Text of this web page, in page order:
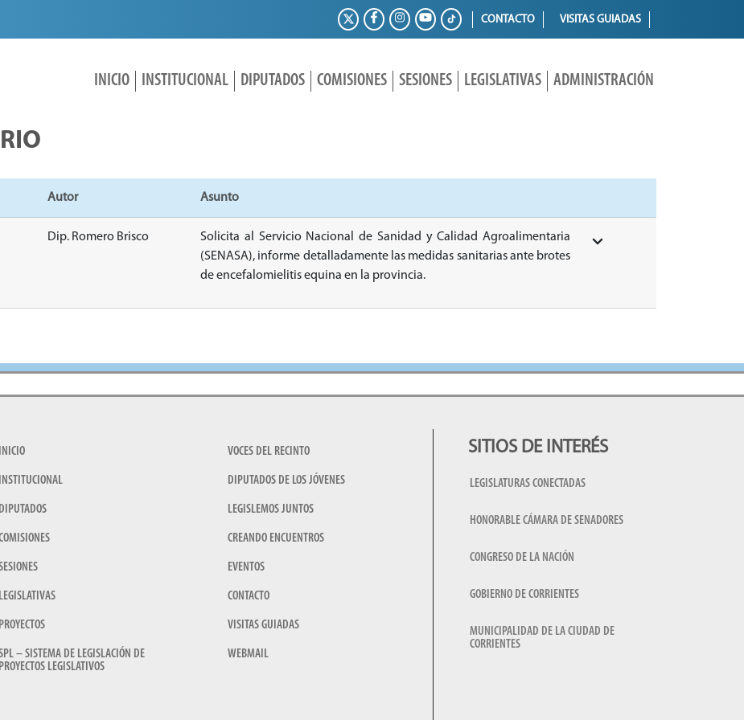
CONTACTO VISITAS GUIADAS
INICIO INSTITUCIONAL DIPUTADOS COMISIONES SESIONES LEGISLATIVAS ADMINISTRACIÓN
Autor Asunto
Dip. Romero Brisco
Solicita al Servicio Nacional de Sanidad y Calidad Agroalimentaria
(SENASA), informe detalladamente las medidas sanitarias ante brotes
de encefalomielitis equina en la provincia.
INICIO
INSTITUCIONAL
DIPUTADOS
LEGISLATIVAS
PROYECTOS
– SISTEMA DE LEGISLACIÓN DE
PROYECTOS LEGISLATIVOS
VOCES DEL RECINTO
DIPUTADOS DE LOS JÓVENES
LEGISLEMOS JUNTOS
CREANDO ENCUENTROS
EVENTOS
CONTACTO
VISITAS GUIADAS
WEBMAIL
SITIOS DE INTERÉS
LEGISLATURAS CONECTADAS
HONORABLE CÁMARA DE SENADORES
CONGRESO DE LA NACIÓN
GOBIERNO DE CORRIENTES
MUNICIPALIDAD DE LA CIUDAD DE
CORRIENTES